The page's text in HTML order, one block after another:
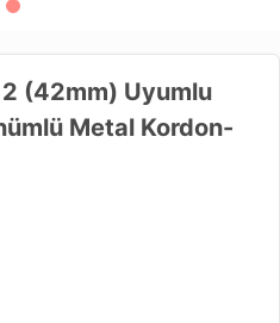
(42mm) Uyumlu
Metal Kordon-